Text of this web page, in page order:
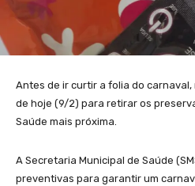
Antes de ir curtir a folia do
de hoje (9/2) para retirar os
Saúde mais próxima.
A Secretaria Municipal de Saúde
preventivas para garantir um